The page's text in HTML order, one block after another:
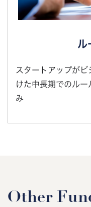
ル
スタートアップが
けた中長期でのルー
み
Other